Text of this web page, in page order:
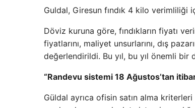
Guldal, Giresun fındık 4 kilo verimliliği
Döviz kuruna göre, fındıkların fiyatı
fiyatlarını, maliyet unsurlarını, dış
değerlendirildi. Bu yıl, bu yıl önemli bir
“Randevu sistemi 18 Ağustos’tan
Güldal ayrıca ofisin satın alma